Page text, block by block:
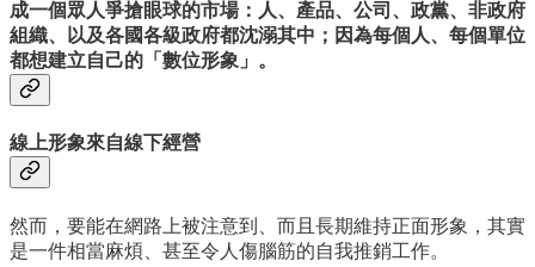
成一個眾人爭搶眼球的市場：人、產品、公司、政黨、非政府
組織、以及各國各級政府都沈溺其中；因為每個人、每個單位
都想建立自己的「數位形象」。
線上形象來自線下經營
然而，要能在網路上被注意到、而且長期維持正面形象，其實
是一件相當麻煩、甚至令人傷腦筋的自我推銷工作。